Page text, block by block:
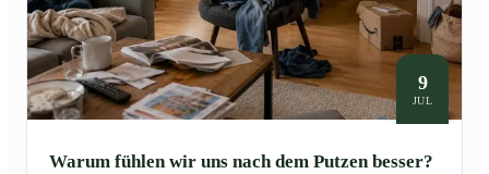
9
JUL
Warum fühlen wir uns nach dem Putzen besser?